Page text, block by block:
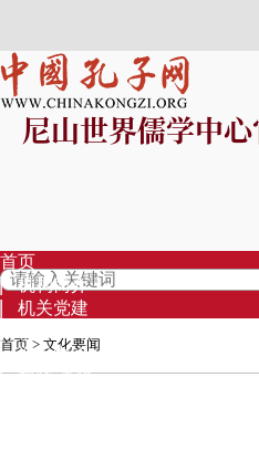
尼山世界儒学中
首页
机构简介
机关党建
资讯中心
视频·直播
首页 > 文化要闻